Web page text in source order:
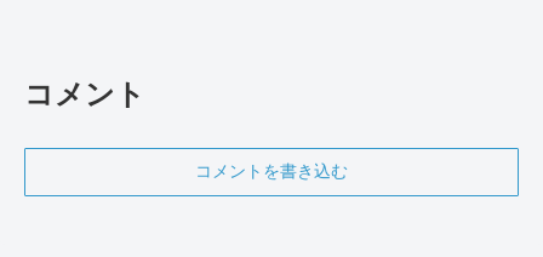
コメント
コメントを書き込む